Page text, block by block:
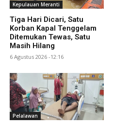
Kepulauan Meranti
Tiga Hari Dicari, Satu
Korban Kapal Tenggelam
Ditemukan Tewas, Satu
Masih Hilang
6 Agustus 2026 -12:16
Pelalawan